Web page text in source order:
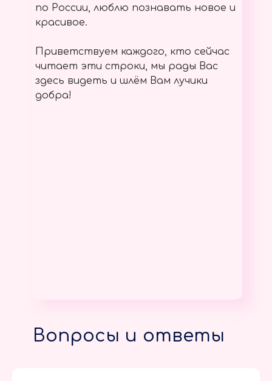
по России, люблю познавать новое и
красивое.
Приветствуем каждого, кто сейчас
читает эти строки, мы рады Вас
здесь видеть и шлём Вам лучики
добра!
Вопросы и ответы